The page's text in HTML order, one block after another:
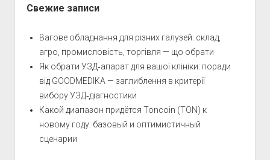
Свежие записи
Вагове обладнання для різних галузей: склад,
агро, промисловість, торгівля — що обрати
Як обрати УЗД‑апарат для вашої клініки: поради
від GOODMEDIKA — заглиблення в критерії
вибору УЗД‑діагностики
Какой диапазон придётся Toncoin (TON) к
новому году: базовый и оптимистичный
сценарии